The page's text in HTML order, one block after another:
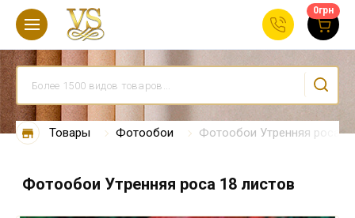
0грн
Товары Фотообои Фотообои Утренняя роса
Фотообои Утренняя роса 18 листов